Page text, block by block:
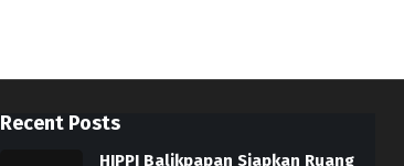
Recent Posts
HIPPI Balikpapan Siapkan Ruang